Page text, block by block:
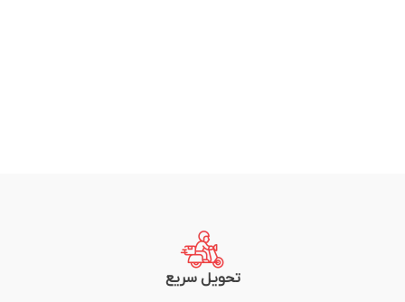
تحویل سریع